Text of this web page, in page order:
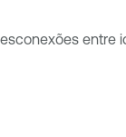
entre